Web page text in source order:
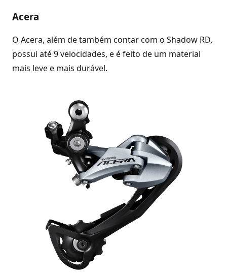
Acera
O Acera, além de também contar com o Shadow RD,
possui até 9 velocidades, e é feito de um material
mais leve e mais durável.